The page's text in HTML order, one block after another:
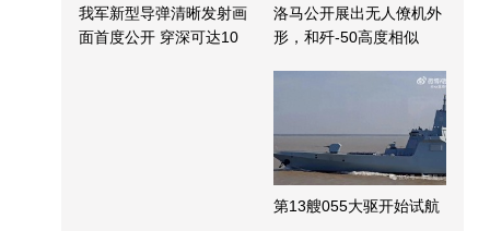
我军新型导弹清晰发射画
面首度公开 穿深可达10
洛马公开展出无人僚机外
形，和歼-50高度相似
第13艘055大驱开始试航